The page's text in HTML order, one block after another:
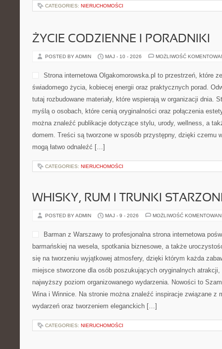
CATEGORIES: NIERUCHOMOŚCI
ŻYCIE CODZIENNE I PORADNIKI
POSTED BY ADMIN MAJ - 10 - 2026 MOŻLIWOŚĆ
Strona internetowa Olgakomorowska.pl to przestrzeń, które
świadomego życia, kobiecej energii oraz praktycznych porad.
tutaj rozbudowane materiały, które wspierają w organizacji dnia.
myślą o osobach, które cenią oryginalności oraz połączenia
można znaleźć publikacje dotyczące stylu, urody, wellness, a
domem. Treści są tworzone w sposób przystępny, dzięki czemu
mogą łatwo odnaleźć […]
CATEGORIES: NIERUCHOMOŚCI
WHISKY, RUM I TRUNKI
POSTED BY ADMIN MAJ - 9 - 2026 MOŻLIWOŚĆ
Barman z Warszawy to profesjonalna strona internetowa
barmańskiej na wesela, spotkania biznesowe, a także
się na tworzeniu wyjątkowej atmosfery, dzięki którym każda
miejsce stworzone dla osób poszukujących oryginalnych
najwyższy poziom organizowanego wydarzenia. Nowości to
Wina i Winnice. Na stronie można znaleźć inspiracje związane z
wydarzeń oraz tworzeniem eleganckich […]
CATEGORIES: NIERUCHOMOŚCI